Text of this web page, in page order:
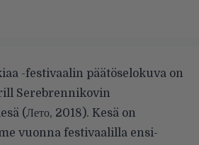
-festivaalin päätöselokuva on
Serebrennikovin
(Лето, 2018). Kesä on
vuonna festivaalilla ensi-